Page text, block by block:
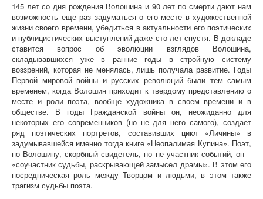
145 лет со дня рождения Волошина и 90 лет по смерти дают нам
возможность еще раз задуматься о его месте в художественной
жизни своего времени, убедиться в актуальности его поэтических
и публицистических выступлений даже сто лет спустя. В докладе
ставится вопрос об эволюции взглядов Волошина,
складывавшихся уже в ранние годы в стройную систему
воззрений, которая не менялась, лишь получала развитие. Годы
Первой мировой войны и русских революций были тем самым
временем, когда Волошин приходит к твердому представлению о
месте и роли поэта, вообще художника в своем времени и в
обществе. В годы Гражданской войны он, неожиданно для
некоторых его современников (но не для него самого), создает
ряд поэтических портретов, составивших цикл «Личины» в
задумывавшейся именно тогда книге «Неопалимая Купина». Поэт,
по Волошину, скорбный свидетель, но не участник событий, он –
«соучастник судьбы, раскрывающей замысел драмы». В этом его
посредническая роль между Творцом и людьми, в этом также
трагизм судьбы поэта.